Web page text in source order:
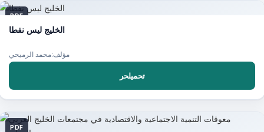
PDF
الخليج ليس نفطا
مؤلف:محمد الرميحي
تحميلحر
PDF